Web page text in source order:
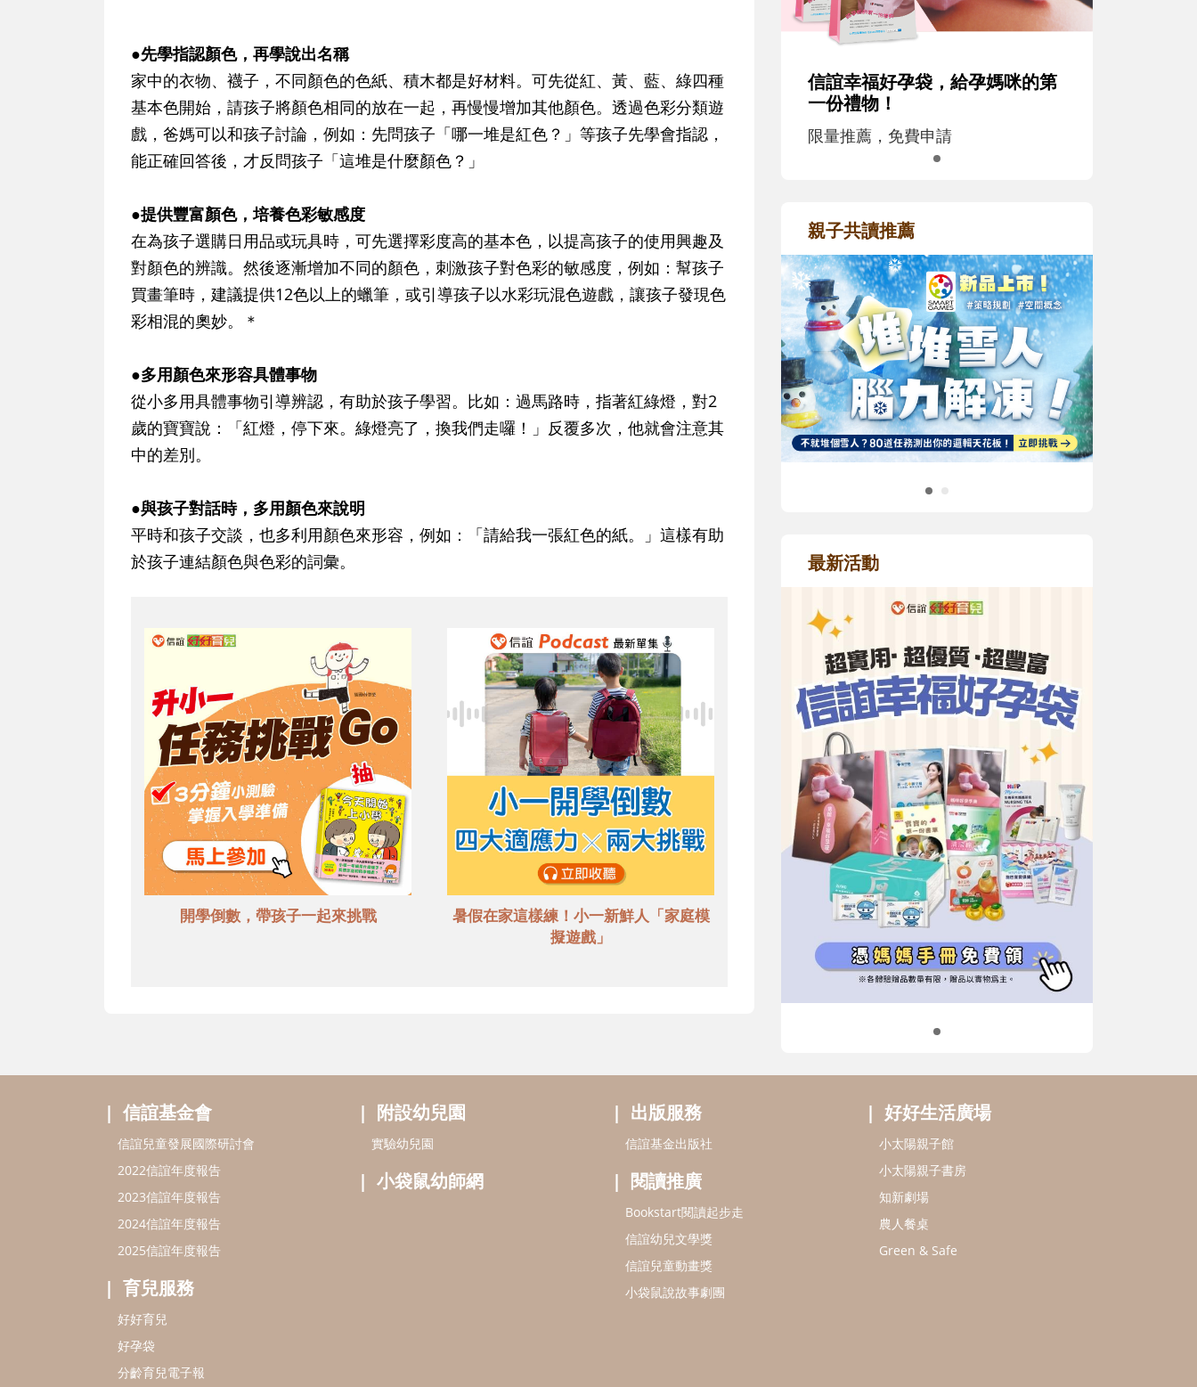
●先學指認顏色，再學說出名稱
家中的衣物、襪子，不同顏色的色紙、積木都是好材料。可先從紅、黃、藍、綠四種
基本色開始，請孩子將顏色相同的放在一起，再慢慢增加其他顏色。透過色彩分類遊
戲，爸媽可以和孩子討論，例如：先問孩子「哪一堆是紅色？」等孩子先學會指認，
能正確回答後，才反問孩子「這堆是什麼顏色？」
●提供豐富顏色，培養色彩敏感度
在為孩子選購日用品或玩具時，可先選擇彩度高的基本色，以提高孩子的使用興趣及
對顏色的辨識。然後逐漸增加不同的顏色，刺激孩子對色彩的敏感度，例如：幫孩子
買畫筆時，建議提供12色以上的蠟筆，或引導孩子以水彩玩混色遊戲，讓孩子發現色
彩相混的奧妙。＊
●多用顏色來形容具體事物
從小多用具體事物引導辨認，有助於孩子學習。比如：過馬路時，指著紅綠燈，對2
歲的寶寶說：「紅燈，停下來。綠燈亮了，換我們走囉！」反覆多次，他就會注意其
中的差別。
●與孩子對話時，多用顏色來說明
平時和孩子交談，也多利用顏色來形容，例如：「請給我一張紅色的紙。」這樣有助
於孩子連結顏色與色彩的詞彙。
開學倒數，帶孩子一起來挑戰
暑假在家這樣練！小一新鮮人「家庭模
擬遊戲」
信誼幸福好孕袋，給孕媽咪的第
一份禮物！
限量推薦，免費申請
親子共讀推薦
最新活動
2022信誼年度報告
2023信誼年度報告
2024信誼年度報告
2025信誼年度報告
育兒服務
好好育兒
好孕袋
分齡育兒電子報
線上教養諮詢
小袋鼠幼師網 閱讀推廣
Bookstart閱讀起步走
信誼幼兒文學獎
信誼兒童動畫獎
小袋鼠說故事劇團
小太陽親子書房
知新劇場
農人餐桌
Green & Safe
service@hsin-yi.org.tw